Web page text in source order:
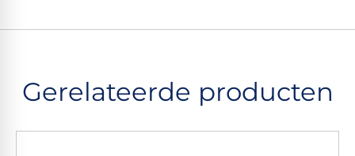
Gerelateerde producten